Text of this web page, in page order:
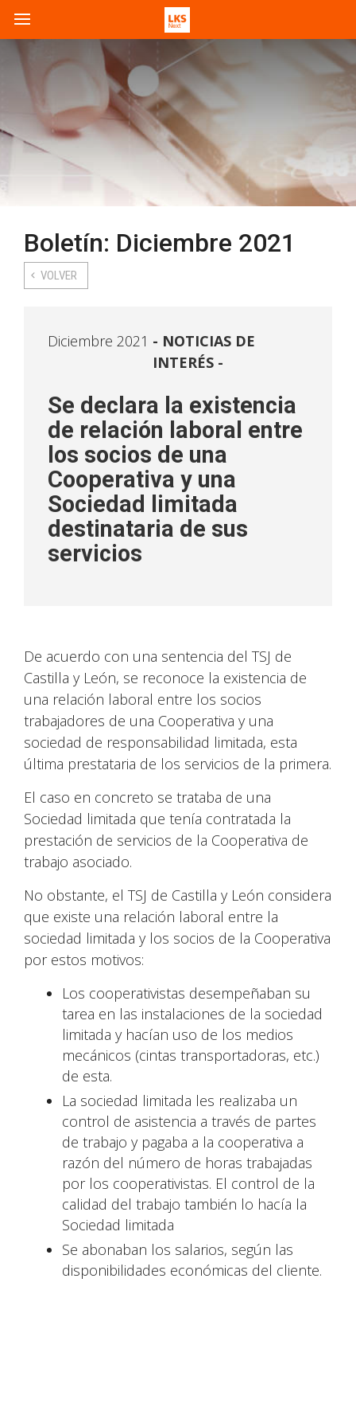
Boletín: Diciembre 2021
VOLVER
Diciembre 2021
NOTICIAS DE
INTERÉS -
Se declara la existencia
de relación laboral entre
los socios de una
Cooperativa y una
Sociedad limitada
destinataria de sus
servicios
De acuerdo con una sentencia del TSJ de
Castilla y León, se reconoce la existencia de
una relación laboral entre los socios
trabajadores de una Cooperativa y una
sociedad de responsabilidad limitada, esta
última prestataria de los servicios de la primera.
El caso en concreto se trataba de una
Sociedad limitada que tenía contratada la
prestación de servicios de la Cooperativa de
trabajo asociado.
No obstante, el TSJ de Castilla y León considera
que existe una relación laboral entre la
sociedad limitada y los socios de la Cooperativa
por estos motivos:
Los cooperativistas desempeñaban su
tarea en las instalaciones de la sociedad
limitada y hacían uso de los medios
mecánicos (cintas transportadoras, etc.)
de esta.
La sociedad limitada les realizaba un
control de asistencia a través de partes
de trabajo y pagaba a la cooperativa a
razón del número de horas trabajadas
por los cooperativistas. El control de la
calidad del trabajo también lo hacía la
Sociedad limitada
Se abonaban los salarios, según las
disponibilidades económicas del cliente.